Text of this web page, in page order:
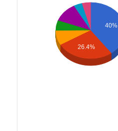
40%
26.4%